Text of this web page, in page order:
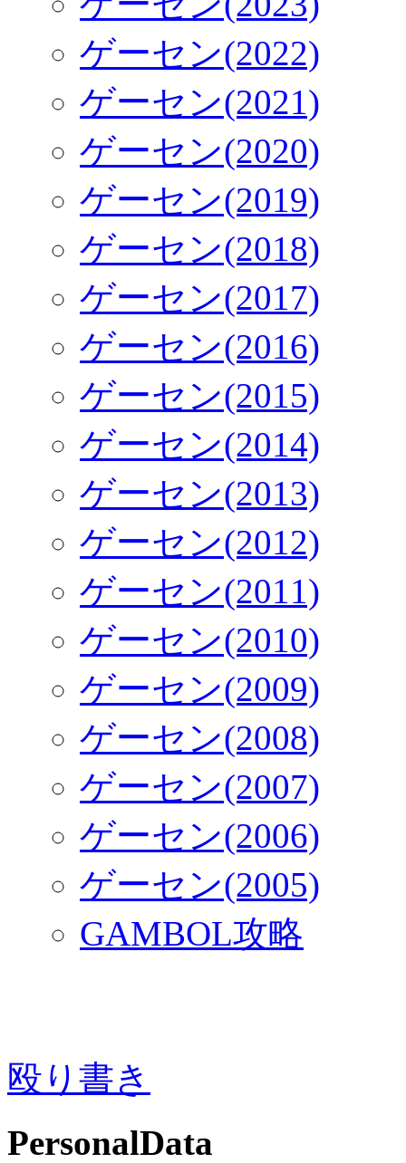
ゲーセン(2022)
ゲーセン(2021)
ゲーセン(2020)
ゲーセン(2019)
ゲーセン(2018)
ゲーセン(2017)
ゲーセン(2016)
ゲーセン(2015)
ゲーセン(2014)
ゲーセン(2013)
ゲーセン(2012)
ゲーセン(2011)
ゲーセン(2010)
ゲーセン(2009)
ゲーセン(2008)
ゲーセン(2007)
ゲーセン(2006)
ゲーセン(2005)
GAMBOL攻略
殴り書き
PersonalData